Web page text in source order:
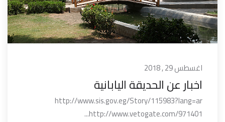
اغسطس 29 , 2018
اخبار عن الحديقة اليابانية
http://www.sis.gov.eg/Story/115983?lang=ar
http://www.vetogate.com/971401...